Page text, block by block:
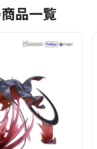
品一覧